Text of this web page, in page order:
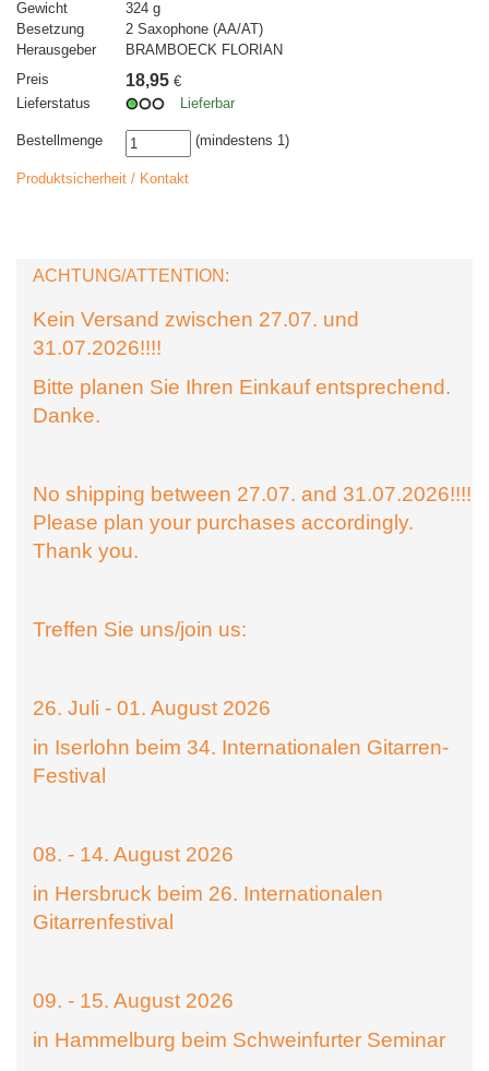
Gewicht
324 g
Besetzung
2 Saxophone (AA/AT)
Herausgeber
BRAMBOECK FLORIAN
Preis
18,95 €
Lieferstatus
Lieferbar
Bestellmenge (mindestens 1)
Produktsicherheit / Kontakt
ACHTUNG/ATTENTION:
Kein Versand zwischen 27.07. und
31.07.2026!!!!
Bitte planen Sie Ihren Einkauf entsprechend.
Danke.
No shipping between 27.07. and 31.07.2026!!!!
Please plan your purchases accordingly.
Thank you.
Treffen Sie uns/join us:
26. Juli - 01. August 2026
in Iserlohn beim 34. Internationalen Gitarren-
Festival
08. - 14. August 2026
in Hersbruck beim 26. Internationalen
Gitarrenfestival
09. - 15. August 2026
in Hammelburg beim Schweinfurter Seminar